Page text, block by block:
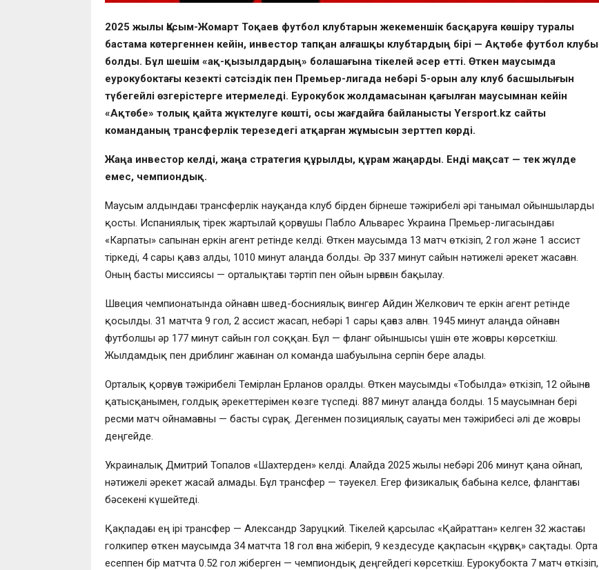
2025 жылы Қасым-Жомарт Тоқаев футбол клубтарын жекеменшік басқаруға көшіру туралы
бастама көтергеннен кейін, инвестор тапқан алғашқы клубтардың бірі — Ақтөбе футбол клубы
болды. Бұл шешім «ақ-қызылдардың» болашағына тікелей әсер етті. Өткен маусымда
еурокубоктағы кезекті сәтсіздік пен Премьер-лигада небәрі 5-орын алу клуб басшылығын
түбегейлі өзгерістерге итермеледі. Еурокубок жолдамасынан қағылған маусымнан кейін
«Ақтөбе» толық қайта жүктелуге көшті, осы жағдайға байланысты Yersport.kz сайты
команданың трансферлік терезедегі атқарған жұмысын зерттеп көрді.
Жаңа инвестор келді, жаңа стратегия құрылды, құрам жаңарды. Енді мақсат — тек жүлде
емес, чемпиондық.
Маусым алдындағы трансферлік науқанда клуб бірден бірнеше тәжірибелі әрі танымал ойыншыларды
қосты. Испаниялық тірек жартылай қорғаушы Пабло Альварес Украина Премьер-лигасындағы
«Карпаты» сапынан еркін агент ретінде келді. Өткен маусымда 13 матч өткізіп, 2 гол және 1 ассист
тіркеді, 4 сары қағаз алды, 1010 минут алаңда болды. Әр 337 минут сайын нәтижелі әрекет жасаған.
Оның басты миссиясы — орталықтағы тәртіп пен ойын ырғағын бақылау.
Швеция чемпионатында ойнаған швед-босниялық вингер Айдин Желкович те еркін агент ретінде
қосылды. 31 матчта 9 гол, 2 ассист жасап, небәрі 1 сары қағаз алған. 1945 минут алаңда ойнаған
футболшы әр 177 минут сайын гол соққан. Бұл — фланг ойыншысы үшін өте жоғары көрсеткіш.
Жылдамдық пен дриблинг жағынан ол команда шабуылына серпін бере алады.
Орталық қорғауға тәжірибелі Темірлан Ерланов оралды. Өткен маусымды «Тобылда» өткізіп, 12 ойынға
қатысқанымен, голдық әрекеттерімен көзге түспеді. 887 минут алаңда болды. 15 маусымнан бері
ресми матч ойнамағаны — басты сұрақ. Дегенмен позициялық сауаты мен тәжірибесі әлі де жоғары
деңгейде.
Украиналық Дмитрий Топалов «Шахтерден» келді. Алайда 2025 жылы небәрі 206 минут қана ойнап,
нәтижелі әрекет жасай алмады. Бұл трансфер — тәуекел. Егер физикалық бабына келсе, флангтағы
бәсекені күшейтеді.
Қақпадағы ең ірі трансфер — Александр Заруцкий. Тікелей қарсылас «Қайраттан» келген 32 жастағы
голкипер өткен маусымда 34 матчта 18 гол ғана жіберіп, 9 кездесуде қақпасын «құрғақ» сақтады. Орта
есеппен бір матчта 0.52 гол жіберген — чемпиондық деңгейдегі көрсеткіш. Еурокубокта 7 матч өткізіп,